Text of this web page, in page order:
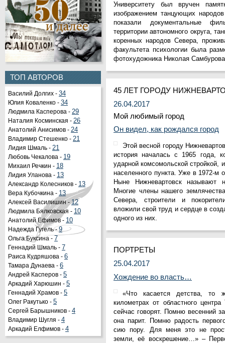
ТОП АВТОРОВ
Василий Долгих - 34
Юлия Коваленко - 34
Людмила Касперова - 29
Наталия Косминская - 26
Анатолий Анисимов - 24
Владимир Стешенко - 21
Лидия Шмаль - 21
Любовь Чекалова - 19
Михаил Речкин - 18
Лидия Уланова - 13
Александр Колесников - 13
Вера Кубочкина - 13
Алексей Василишин -12
Людмила Бялковская - 10
Анатолий Ефимов - 10
Надежда Гугель -9
Ольга Буксина - 7
Геннадий Шмаль - 7
Раиса Кудряшова - 6
Тамара Дунаева - 6
Андрей Касперов - 5
Аркадий Харюшин - 5
Геннадий Храмов - 5
Олег Ракутько - 5
Сергей Барышников - 4
Владимир Шугля - 4
Аркадий Елфимов - 4
Органы государственной
власти РФ
Портал государственных и
Университету был вручен
изображением танцующих
показали документальные
территории автономного округа,
коренных народов Севера,
факультета психологии была
фотохудожника Николая
45 ЛЕТ ГОРОДУ
26.04.2017
Мой любимый город
Он видел, как рождался город
Этой весной городу
история началась с 1965 года,
ударной комсомольской стройкой,
населенного пункта. Уже в 1972-м
Ныне Нижневартовск называют
Многие члены нашего
Севера, строители и
вложили свой труд и сердце в
одного из них.
ПОРТРЕТЫ
25.04.2017
Хождение во власть…
«Что касается детства,
километрах от областного
сейчас говорят. Помню весенний
она парит. Помню радость
сию пору. Для меня это не
земли, её воскрешение…» –